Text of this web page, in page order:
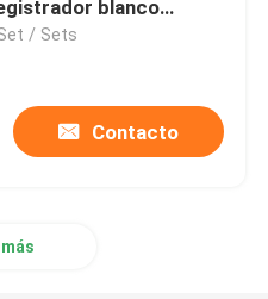
blanco
/ Sets
Contacto